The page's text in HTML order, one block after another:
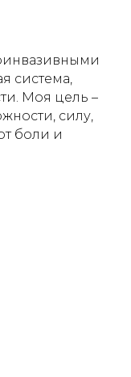
система,
Моя цель –
силу,
боли и